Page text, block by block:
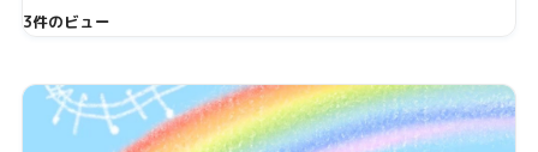
3件のビュー